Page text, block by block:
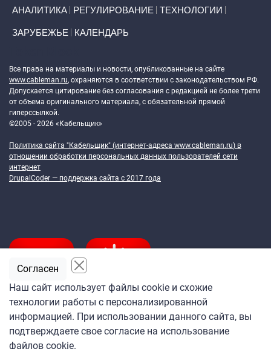
АНАЛИТИКА РЕГУЛИРОВАНИЕ ТЕХНОЛОГИИ
ЗАРУБЕЖЬЕ КАЛЕНДАРЬ
Все права на материалы и новости, опубликованные на сайте
www.cableman.ru, охраняются в соответствии с законодательством РФ.
Допускается цитирование без согласования с редакцией не более трети
от объема оригинального материала, с обязательной прямой
гиперссылкой.
©2005 - 2026 «Кабельщик»
Политика сайта "Кабельщик" (интернет-адреса www.cableman.ru) в
отношении обработки персональных данных пользователей сети
интернет
DrupalCoder — поддержка сайта c 2017 года
Подпишитесь
на ежедневную рассылку
«Кабельщика»
Наш сайт использует файлы cookie и схожие
технологии работы с персонализированной
информацией. При использовании данного сайта, вы
подтверждаете свое согласие на использование
файлов cookie.
Согласен